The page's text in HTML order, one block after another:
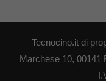
Tecnocino.it di
Marchese 10, 00141